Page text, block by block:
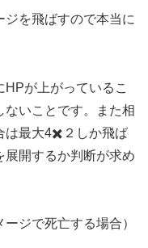
ジを飛ばすので本当に
が上がっているこ
ないことです。また相
は最大4✖️２しか飛ば
展開するか判断が求め
ジで死亡する場合）